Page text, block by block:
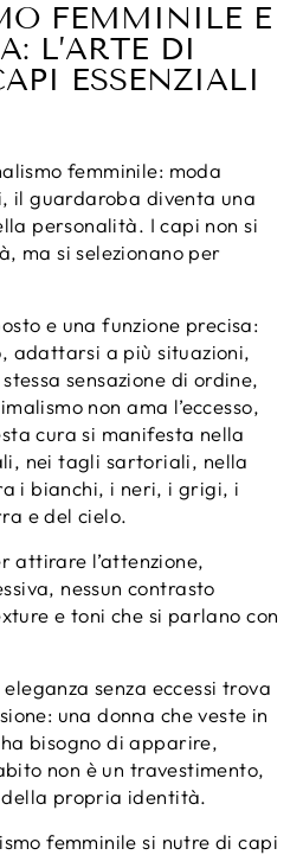
FEMMINILE E
L’ARTE DI
ESSENZIALI
femminile: moda
il guardaroba diventa una
personalità. I capi non si
ma si selezionano per
e una funzione precisa:
adattarsi a più situazioni,
sensazione di ordine,
non ama l’eccesso,
cura si manifesta nella
nei tagli sartoriali, nella
i bianchi, i neri, i grigi, i
e del cielo.
attirare l’attenzione,
nessun contrasto
e toni che si parlano con
senza eccessi trova
una donna che veste in
bisogno di apparire,
non è un travestimento,
propria identità.
femminile si nutre di capi